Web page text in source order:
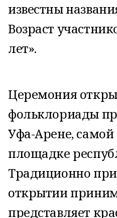
известны
Возраст
лет».
Церемония
фольклориады
Уфа-Арене,
площадке
Традиционно
открытии
представляет